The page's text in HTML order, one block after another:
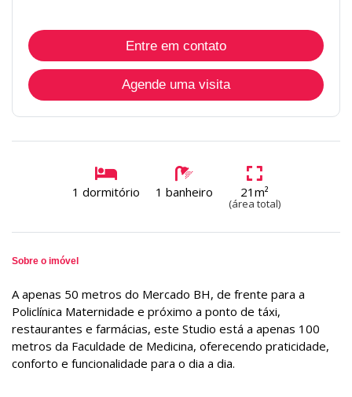
Entre em contato
Agende uma visita
1 dormitório 1 banheiro 21m²
(área total)
Sobre o imóvel
A apenas 50 metros do Mercado BH, de frente para a
Policlínica Maternidade e próximo a ponto de táxi,
restaurantes e farmácias, este Studio está a apenas 100
metros da Faculdade de Medicina, oferecendo praticidade,
conforto e funcionalidade para o dia a dia.